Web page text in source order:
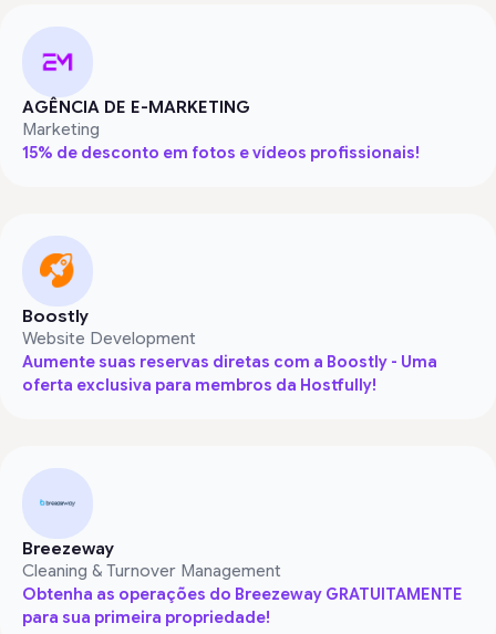
AGÊNCIA DE E-MARKETING
Marketing
15% de desconto em fotos e vídeos profissionais!
Boostly
Website Development
Aumente suas reservas diretas com a Boostly - Uma
oferta exclusiva para membros da Hostfully!
Breezeway
Cleaning & Turnover Management
Obtenha as operações do Breezeway GRATUITAMENTE
para sua primeira propriedade!